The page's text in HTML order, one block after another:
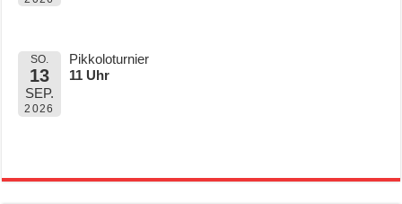
SO.
13
SEP.
2026
Pikkoloturnier
11 Uhr